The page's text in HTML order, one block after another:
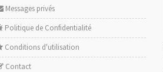
Messages privés
Politique de Confidentialité
Conditions d'utilisation
Contact